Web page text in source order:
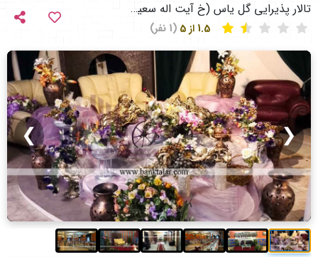
تالار پذیرایی گل یاس (خ آیت اله سعیدی)
(1 نفر)
❮
❯